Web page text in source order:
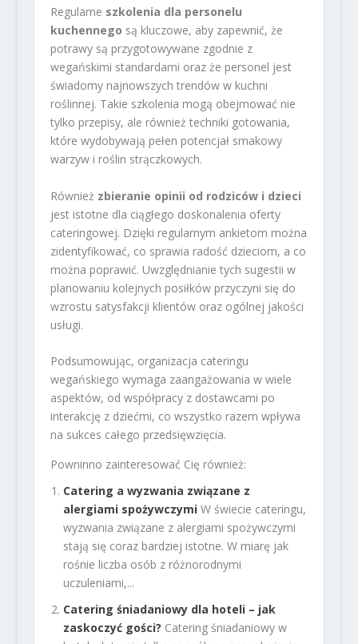
Regularne szkolenia dla personelu
kuchennego są kluczowe, aby zapewnić, że
potrawy są przygotowywane zgodnie z
wegańskimi standardami oraz że personel jest
świadomy najnowszych trendów w kuchni
roślinnej. Takie szkolenia mogą obejmować nie
tylko przepisy, ale również techniki gotowania,
które wydobywają pełen potencjał smakowy
warzyw i roślin strączkowych.
Również zbieranie opinii od rodziców i dzieci
jest istotne dla ciągłego doskonalenia oferty
cateringowej. Dzięki regularnym ankietom można
zidentyfikować, co sprawia radość dzieciom, a co
można poprawić. Uwzględnianie tych sugestii w
planowaniu kolejnych posiłków przyczyni się do
wzrostu satysfakcji klientów oraz ogólnej jakości
usługi.
Podsumowując, organizacja cateringu
wegańskiego wymaga zaangażowania w wiele
aspektów, od współpracy z dostawcami po
interakcję z dziećmi, co wszystko razem wpływa
na sukces całego przedsięwzięcia.
Powninno zainteresować Cię również:
Catering a wyzwania związane z
alergiami spożywczymi W świecie cateringu,
wyzwania związane z alergiami spożywczymi
stają się coraz bardziej istotne. W miarę jak
rośnie liczba osób z różnorodnymi
uczuleniami,...
Catering śniadaniowy dla hoteli – jak
zaskoczyć gości? Catering śniadaniowy w